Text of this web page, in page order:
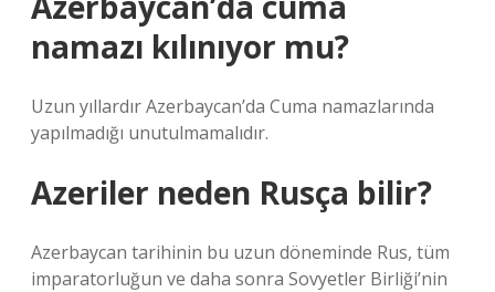
namazı kılınıyor mu?
Uzun yıllardır Azerbaycan’da Cuma namazlarında
yapılmadığı unutulmamalıdır.
Azeriler neden Rusça bilir?
Azerbaycan tarihinin bu uzun döneminde Rus, tüm
imparatorluğun ve daha sonra Sovyetler Birliği’nin